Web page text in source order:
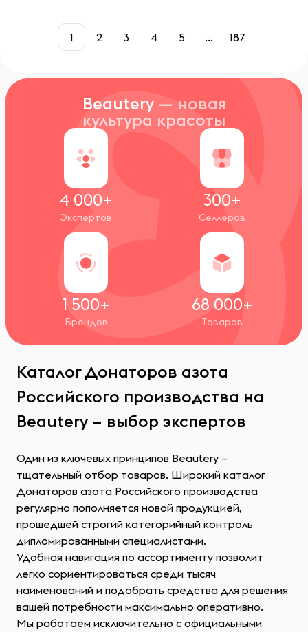
1 2 3 4 5 ... 187
Beautery — новая
культура красоты
4 000+
Экспертов
300+
Селлеров
1 500+
Брендов
68 000+
Товаров
Каталог Донаторов азота
Российского производства на
Beautery – выбор экспертов
Один из ключевых принципов Beautery –
тщательный отбор товаров. Широкий каталог
Донаторов азота Российского производства
регулярно пополняется новой продукцией,
прошедшей строгий категорийный контроль
дипломированными специалистами.
Удобная навигация по ассортименту позволит
легко сориентироваться среди тысяч
наименований и подобрать средства для решения
вашей потребности максимально оперативно.
Мы работаем исключительно с официальными